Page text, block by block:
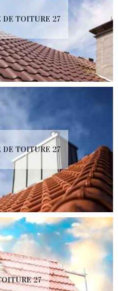
TOITURE 27
DE TOITURE 27
27